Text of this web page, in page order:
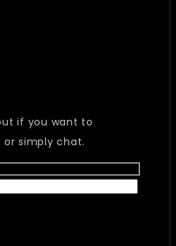
if you want to
simply chat.